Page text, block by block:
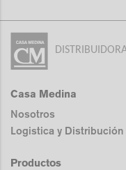
Casa Medina
Nosotros
Logistica y Distribución
Productos